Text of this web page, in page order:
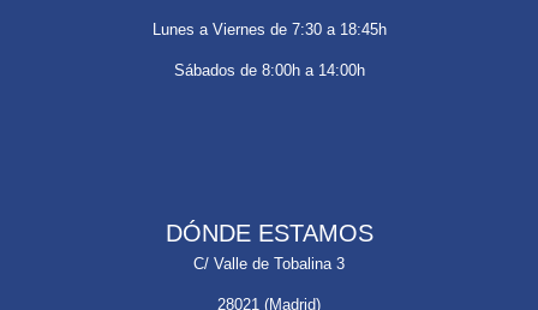
Lunes a Viernes de 7:30 a 18:45h
Sábados de 8:00h a 14:00h
DÓNDE ESTAMOS
C/ Valle de Tobalina 3
28021 (Madrid)